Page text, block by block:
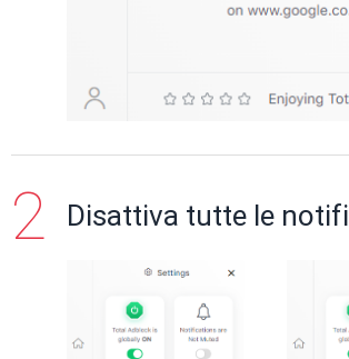
Disattiva tutte le